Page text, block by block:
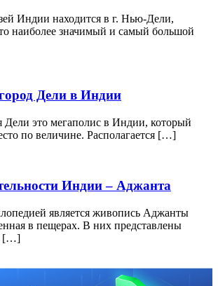
Индии находится в г. Нью-Дели,
наиболее значимый и самый большой
Дели в Индии
это мегаполис в Индии, который
по величине. Располагается […]
Индии – Аджанта
является живопись Аджанты
в пещерах. В них представлены
[…]